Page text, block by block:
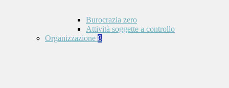
Burocrazia zero
Attività soggette a controllo
Organizzazione 8